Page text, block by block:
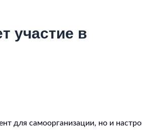
участие в
для самоорганизации, но и